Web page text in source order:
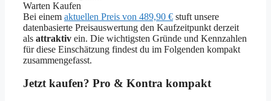
Warten Kaufen
Bei einem aktuellen Preis von 489,90 € stuft unsere
datenbasierte Preisauswertung den Kaufzeitpunkt derzeit
als attraktiv ein. Die wichtigsten Gründe und Kennzahlen
für diese Einschätzung findest du im Folgenden kompakt
zusammengefasst.
Jetzt kaufen? Pro & Kontra kompakt